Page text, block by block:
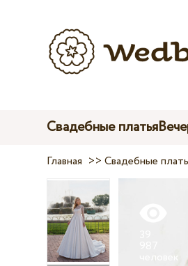
Свадебные платья
Главная >>Свадебные
человек